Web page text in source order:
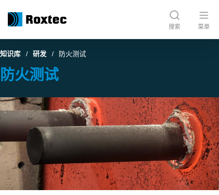
搜索 菜单
知识库 研发 防火测试
防火测试